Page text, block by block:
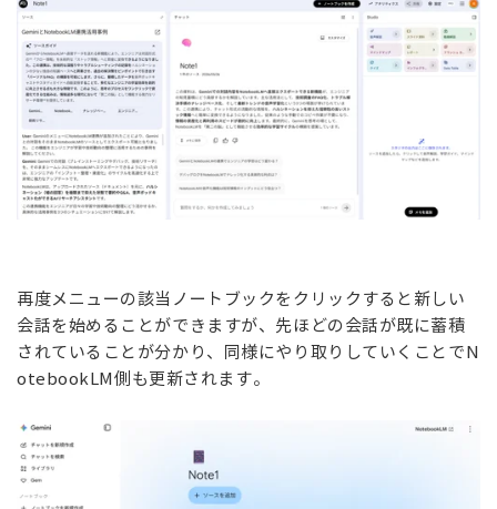
再度メニューの該当ノートブックをクリックすると新しい
会話を始めることができますが、先ほどの会話が既に蓄積
されていることが分かり、同様にやり取りしていくことでN
otebookLM側も更新されます。